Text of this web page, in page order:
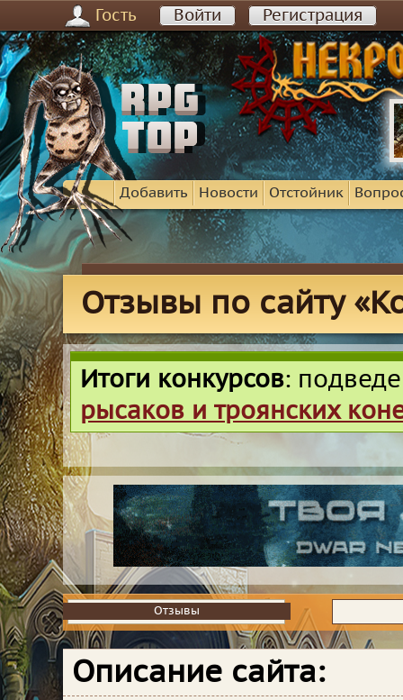
Гость Войти Регистрация
Добавить Новости Отстойник
Отзывы по сайту
Итоги конкурсов:
рысаков и троянских
Отзывы
Отзывы
Описание сайта: